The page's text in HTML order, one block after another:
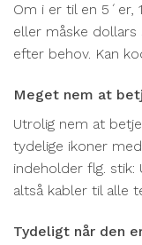
Om i er til en 5´er,
eller måske dollars
efter behov. Kan
Meget nem at
Utrolig nem at
tydelige ikoner
indeholder flg. stik:
altså kabler til alle
Tydeligt når den